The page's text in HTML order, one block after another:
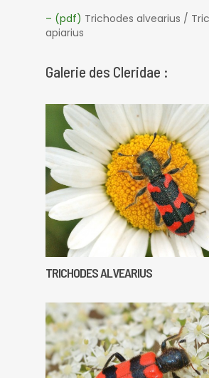
– (pdf) Trichodes alvearius /
apiarius
Galerie des Cleridae :
TRICHODES ALVEARIUS